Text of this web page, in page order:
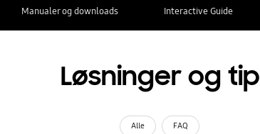
Manualer og downloads Interactive Guide
Løsninger og tip
Alle FAQ